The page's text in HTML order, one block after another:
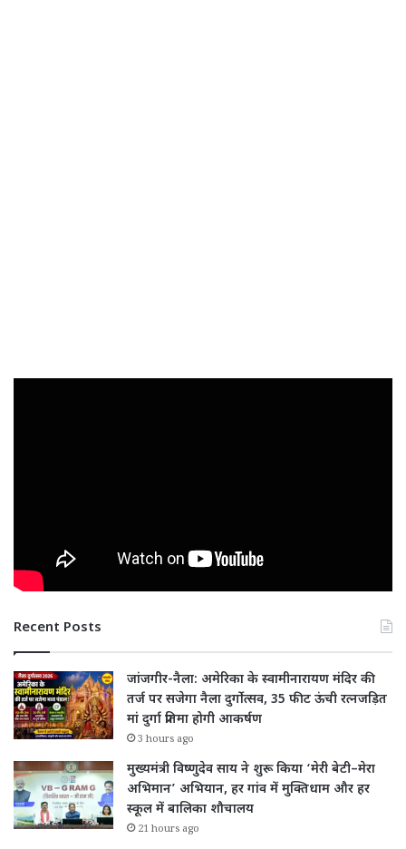
Recent Posts
जांजगीर-नैला: अमेरिका के स्वामीनारायण मंदिर की
तर्ज पर सजेगा नैला दुर्गोत्सव, 35 फीट ऊंची रत्नजड़ित
मां दुर्गा प्रतिमा होगी आकर्षण
3 hours ago
मुख्यमंत्री विष्णुदेव साय ने शुरू किया ‘मेरी बेटी–मेरा
अभिमान’ अभियान, हर गांव में मुक्तिधाम और हर
स्कूल में बालिका शौचालय
21 hours ago